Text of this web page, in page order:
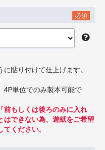
必須
貼り付けて仕上げます。
4P単位でのみ製本可能で
前もしくは後ろのみに入れ
はできない為、遊紙をご希望
ください。